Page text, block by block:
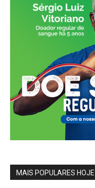
MAIS POPULARES HOJE